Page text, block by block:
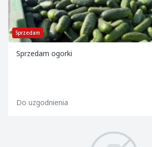
Sprzedam
Sprzedam ogorki
Do uzgodnienia